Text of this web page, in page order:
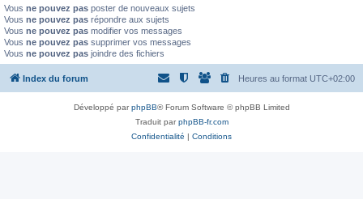
Vous ne pouvez pas poster de nouveaux sujets
Vous ne pouvez pas répondre aux sujets
Vous ne pouvez pas modifier vos messages
Vous ne pouvez pas supprimer vos messages
Vous ne pouvez pas joindre des fichiers
Index du forum Heures au format UTC+02:00
Développé parphpBB® Forum Software © phpBB Limited
Traduit parphpBB-fr.com
Confidentialité | Conditions